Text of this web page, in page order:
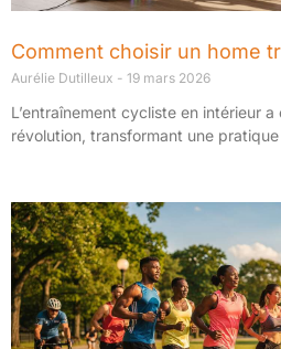
Comment choisir un home
Aurélie Dutilleux 19 mars 2026
L’entraînement cycliste en intérieur
révolution, transformant une